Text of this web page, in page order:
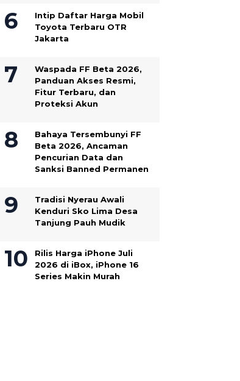
Intip Daftar Harga Mobil
Toyota Terbaru OTR
Jakarta
Waspada FF Beta 2026,
Panduan Akses Resmi,
Fitur Terbaru, dan
Proteksi Akun
Bahaya Tersembunyi FF
Beta 2026, Ancaman
Pencurian Data dan
Sanksi Banned Permanen
Tradisi Nyerau Awali
Kenduri Sko Lima Desa
Tanjung Pauh Mudik
Rilis Harga iPhone Juli
2026 di iBox, iPhone 16
Series Makin Murah